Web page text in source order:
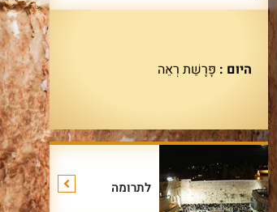
היום : פָּרָשַׁת רְאֵה
לתרומה